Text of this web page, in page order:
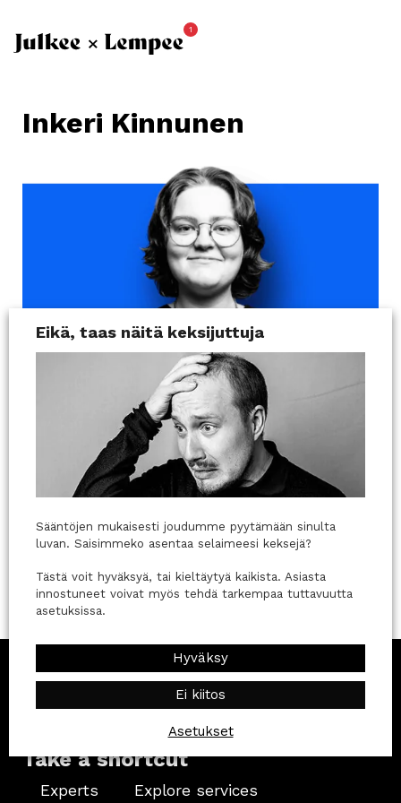
1
Inkeri Kinnunen
A digital artist who breathes new life into all
types of content.
Take a shortcut
Experts Explore services
Eikä, taas näitä keksijuttuja
Sääntöjen mukaisesti joudumme pyytämään sinulta
luvan. Saisimmeko asentaa selaimeesi keksejä?
Tästä voit hyväksyä, tai kieltäytyä kaikista. Asiasta
innostuneet voivat myös tehdä tarkempaa tuttavuutta
asetuksissa.
Hyväksy
Ei kiitos
Asetukset